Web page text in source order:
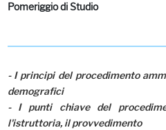
Pomeriggio di Studio
-I principi del procedimento
demografici
- I punti chiave del
l'istruttoria, il provvedimento